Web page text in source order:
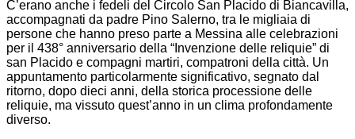
C’erano anche i fedeli del Circolo San Placido di Biancavilla,
accompagnati da padre Pino Salerno, tra le migliaia di
persone che hanno preso parte a Messina alle celebrazioni
per il 438° anniversario della “Invenzione delle reliquie” di
san Placido e compagni martiri, compatroni della città. Un
appuntamento particolarmente significativo, segnato dal
ritorno, dopo dieci anni, della storica processione delle
reliquie, ma vissuto quest’anno in un clima profondamente
diverso.